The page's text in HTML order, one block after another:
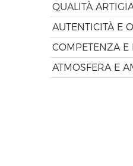
QUALITÀ
AUTENTICITÀ E
COMPETENZA E
ATMOSFERA E